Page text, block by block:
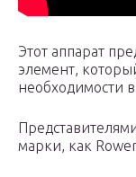
Этот аппарат
элемент,
необходимости
марки, как